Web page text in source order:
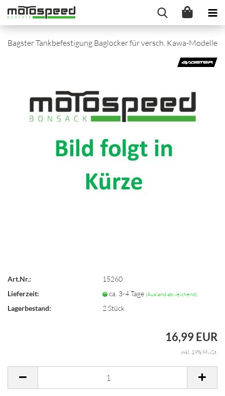
Bagster Tankbefestigung Baglocker für versch. Kawa-Modelle
Art.Nr.:
15260
Lieferzeit:
ca. 3-4 Tage (Ausland abweichend)
Lagerbestand: 2Stück
16,99 EUR
inkl. 19% MwSt.